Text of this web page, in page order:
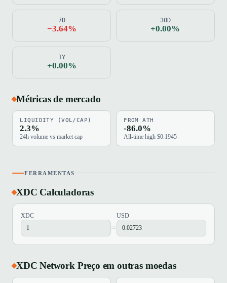
7D
−3.64%
30D
+0.00%
1Y
+0.00%
Métricas de mercado
LIQUIDITY (VOL/CAP)
2.3%
24h volume vs market cap
FROM ATH
-86.0%
All-time high $0.1945
FERRAMENTAS
XDC Calculadoras
XDC
=
USD
XDC Network Preço em outras moedas